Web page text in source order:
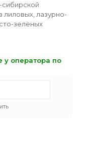
лиловых, лазурно-
зеленых
у оператора по